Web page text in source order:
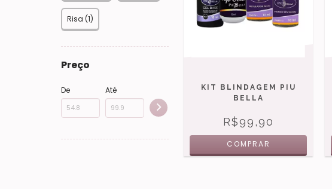
Risa (1)
Preço
De Até
KIT BLINDAGEM PIU
BELLA
R$99,90